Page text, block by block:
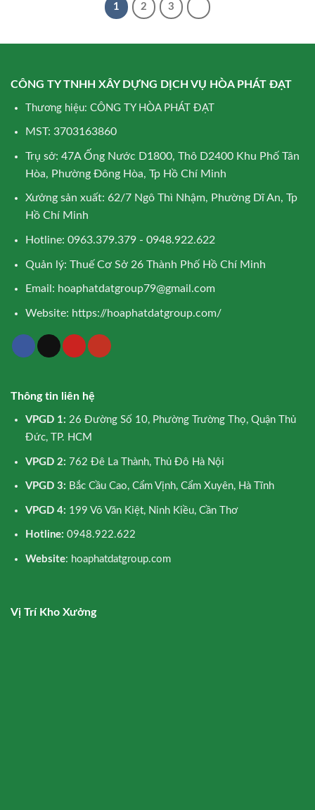
1 2 3
CÔNG TY TNHH XÂY DỰNG DỊCH VỤ HÒA PHÁT ĐẠT
Thương hiệu: CÔNG TY HÒA PHÁT ĐẠT
MST: 3703163860
Trụ sở: 47A Ống Nước D1800, Thô D2400 Khu Phố Tân
Hòa, Phường Đông Hòa, Tp Hồ Chí Minh
Xưởng sản xuất: 62/7 Ngô Thì Nhậm, Phường Dĩ An, Tp
Hồ Chí Minh
Hotline: 0963.379.379 - 0948.922.622
Quản lý: Thuế Cơ Sở 26 Thành Phố Hồ Chí Minh
Email: hoaphatdatgroup79@gmail.com
Website: https://hoaphatdatgroup.com/
Thông tin liên hệ
VPGD 1: 26 Đường Số 10, Phường Trường Thọ, Quận Thủ
Đức, TP. HCM
VPGD 2: 762 Đê La Thành, Thủ Đô Hà Nội
VPGD 3: Bắc Cầu Cao, Cẩm Vịnh, Cẩm Xuyên, Hà Tĩnh
VPGD 4: 199 Võ Văn Kiệt, Ninh Kiều, Cần Thơ
Hotline: 0948.922.622
Website: hoaphatdatgroup.com
Vị Trí Kho Xưởng